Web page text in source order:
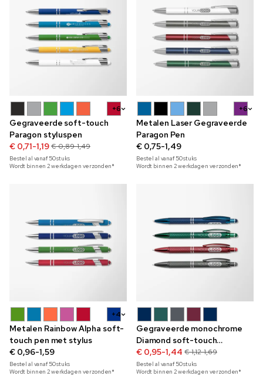
+6
Gegraveerde soft-touch
Paragon styluspen
€ 0,71-1,19 € 0,89-1,49
Bestel al vanaf50stuks
Wordt binnen 2 werkdagen verzonden*
+6
Metalen Laser Gegraveerde
Paragon Pen
€ 0,75-1,49
Bestel al vanaf50stuks
Wordt binnen 2 werkdagen verzonden*
+4
Metalen Rainbow Alpha soft-
touch pen met stylus
€ 0,96-1,59
Bestel al vanaf50stuks
Wordt binnen 2 werkdagen verzonden*
Gegraveerde monochrome
Diamond soft-touch
styluspen
€ 0,95-1,44 € 1,12-1,69
Bestel al vanaf50stuks
Wordt binnen 2 werkdagen verzonden*